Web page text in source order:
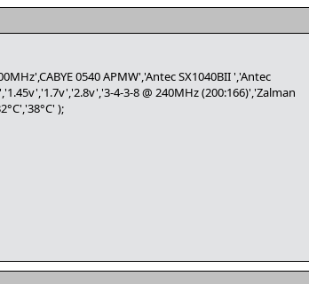
0540 APMW','Antec SX1040BII ','Antec
4-3-8 @ 240MHz (200:166)','Zalman
);